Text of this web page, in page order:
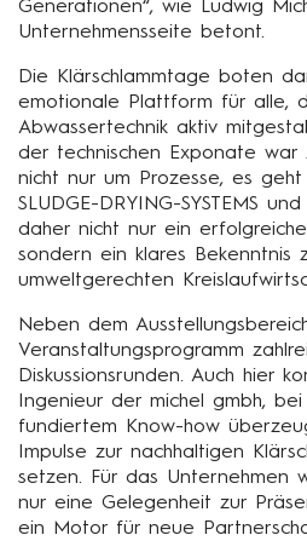
Generationen“, wie Ludwig
Unternehmensseite betont.
Die Klärschlammtage boten
emotionale Plattform für alle,
Abwassertechnik aktiv
der technischen Exponate war
nicht nur um Prozesse, es
SLUDGE-DRYING-SYSTEMS
daher nicht nur ein
sondern ein klares Bekenntnis
umweltgerechten
Neben dem
Veranstaltungsprogramm
Diskussionsrunden. Auch hier
Ingenieur der michel gmbh,
fundiertem Know-how
Impulse zur nachhaltigen
setzen. Für das Unternehmen
nur eine Gelegenheit zur
ein Motor für neue